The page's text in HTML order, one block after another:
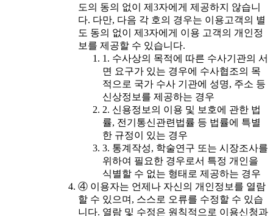
도의 동의 없이 제3자에게 제공하지 않습니
다. 다만, 다음 각 호의 경우는 이용고객의 별
도 동의 없이 제3자에게 이용 고객의 개인정
보를 제공할 수 있습니다.
1. 수사상의 목적에 따른 수사기관의 서
면 요구가 있는 경우에 수사협조의 목
적으로 국가 수사 기관에 성명, 주소 등
신상정보를 제공하는 경우
2. 신용정보의 이용 및 보호에 관한 법
률, 전기통신관련법률 등 법률에 특별
한 규정이 있는 경우
3. 통계작성, 학술연구 또는 시장조사를
위하여 필요한 경우로서 특정 개인을
식별할 수 없는 형태로 제공하는 경우
④ 이용자는 언제나 자신의 개인정보를 열람
할 수 있으며, 스스로 오류를 수정할 수 있습
니다. 열람 및 수정은 원칙적으로 이용신청과